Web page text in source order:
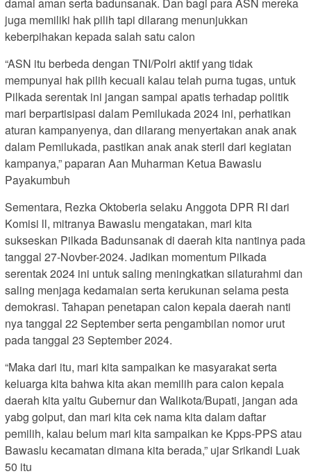
damai aman serta badunsanak. Dan bagi para ASN mereka
juga memiliki hak pilih tapi dilarang menunjukkan
keberpihakan kepada salah satu calon
“ASN itu berbeda dengan TNI/Polri aktif yang tidak
mempunyai hak pilih kecuali kalau telah purna tugas, untuk
Pilkada serentak ini jangan sampai apatis terhadap politik
mari berpartisipasi dalam Pemilukada 2024 ini, perhatikan
aturan kampanyenya, dan dilarang menyertakan anak anak
dalam Pemilukada, pastikan anak anak steril dari kegiatan
kampanya,” paparan Aan Muharman Ketua Bawaslu
Payakumbuh
Sementara, Rezka Oktoberia selaku Anggota DPR RI dari
Komisi ll, mitranya Bawaslu mengatakan, mari kita
sukseskan Pilkada Badunsanak di daerah kita nantinya pada
tanggal 27-Novber-2024. Jadikan momentum Pilkada
serentak 2024 ini untuk saling meningkatkan silaturahmi dan
saling menjaga kedamaian serta kerukunan selama pesta
demokrasi. Tahapan penetapan calon kepala daerah nanti
nya tanggal 22 September serta pengambilan nomor urut
pada tanggal 23 September 2024.
“Maka dari itu, mari kita sampaikan ke masyarakat serta
keluarga kita bahwa kita akan memilih para calon kepala
daerah kita yaitu Gubernur dan Walikota/Bupati, jangan ada
yabg golput, dan mari kita cek nama kita dalam daftar
pemilih, kalau belum mari kita sampaikan ke Kpps-PPS atau
Bawaslu kecamatan dimana kita berada,” ujar Srikandi Luak
50 itu